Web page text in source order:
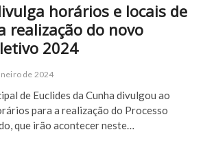
horários e locais de
realização do novo
2024
de 2024
de Euclides da Cunha divulgou ao
para a realização do Processo
que irão acontecer neste…